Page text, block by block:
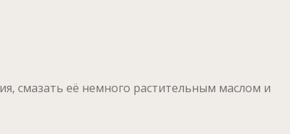
смазать её немного растительным маслом и